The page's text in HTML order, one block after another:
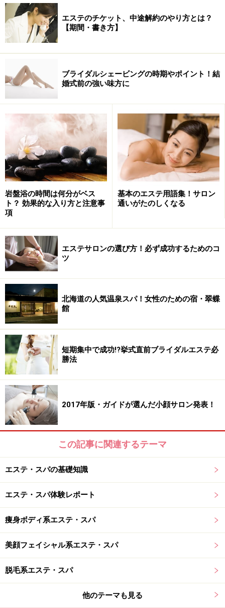
エステのチケット、中途解約のやり方とは？
【期間・書き方】
ブライダルシェービングの時期やポイント！結
婚式前の強い味方に
岩盤浴の時間は何分がベス
ト？ 効果的な入り方と注意事
項
基本のエステ用語集！サロン
通いがたのしくなる
エステサロンの選び方！必ず成功するためのコ
ツ
北海道の人気温泉スパ！女性のための宿・翠蝶
館
短期集中で成功!?挙式直前ブライダルエステ必
勝法
2017年版・ガイドが選んだ小顔サロン発表！
この記事に関連するテーマ
エステ・スパの基礎知識
エステ・スパ体験レポート
痩身ボディ系エステ・スパ
美顔フェイシャル系エステ・スパ
脱毛系エステ・スパ
他のテーマも見る